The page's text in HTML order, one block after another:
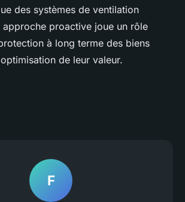
des systèmes de ventilation
approche proactive joue un rôle
à long terme des biens
de leur valeur.
F